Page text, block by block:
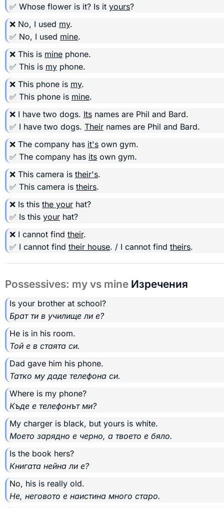
✅ Whose flower is it? Is it yours?
❌ No, I used my.
✅ No, I used mine.
❌ This is mine phone.
✅ This is my phone.
❌ This phone is my.
✅ This phone is mine.
❌ I have two dogs. Its names are Phil and Bard.
✅ I have two dogs. Their names are Phil and Bard.
❌ The company has it's own gym.
✅ The company has its own gym.
❌ This camera is their's.
✅ This camera is theirs.
❌ Is this the your hat?
✅ Is this your hat?
❌ I cannot find their.
✅ I cannot find their house. / I cannot find theirs.
Possessives: my vs mine Изречения
Is your brother at school?
Брат ти в училище ли е?
He is in his room.
Той е в стаята си.
Dad gave him his phone.
Татко му даде телефона си.
Where is my phone?
Къде е телефонът ми?
My charger is black, but yours is white.
Моето зарядно е черно, а твоето е бяло.
Is the book hers?
Книгата нейна ли е?
No, his is really old.
Не, неговото е наистина много старо.